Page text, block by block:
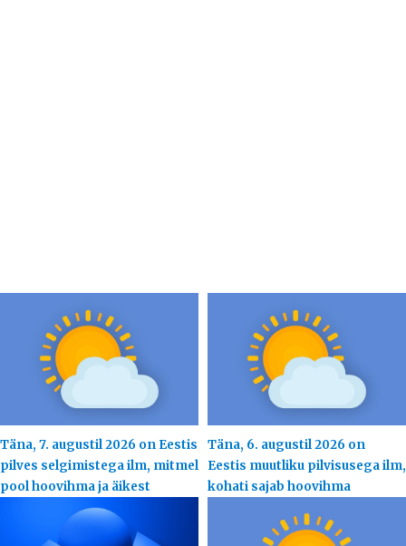
Täna, 7. augustil 2026 on Eestis
pilves selgimistega ilm, mitmel
pool hoovihma ja äikest
Täna, 6. augustil 2026 on
Eestis muutliku pilvisusega ilm,
kohati sajab hoovihma